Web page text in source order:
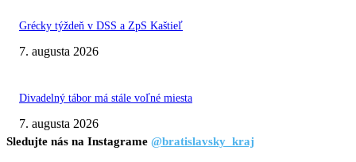
Grécky týždeň v DSS a ZpS Kaštieľ
7. augusta 2026
Divadelný tábor má stále voľné miesta
7. augusta 2026
Sledujte nás na Instagrame @bratislavsky_kraj